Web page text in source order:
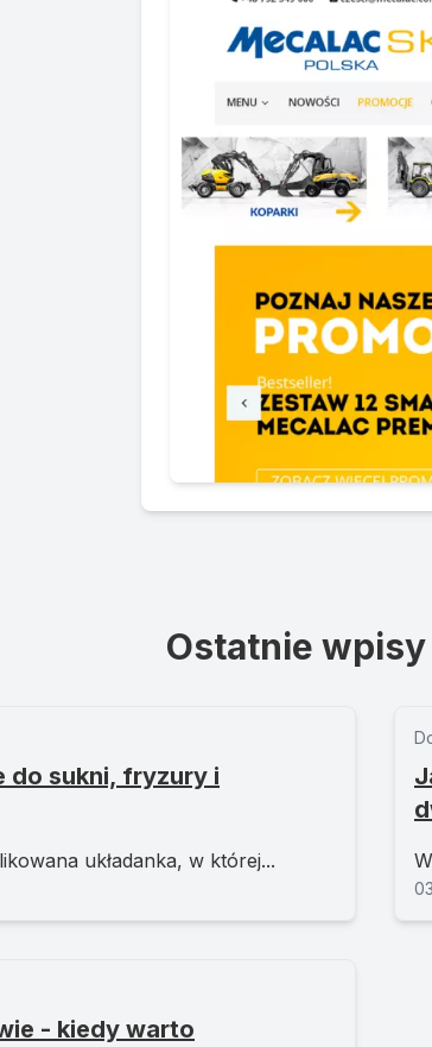
Ostatnie
do sukni, fryzury i
układanka, w której...
- kiedy warto